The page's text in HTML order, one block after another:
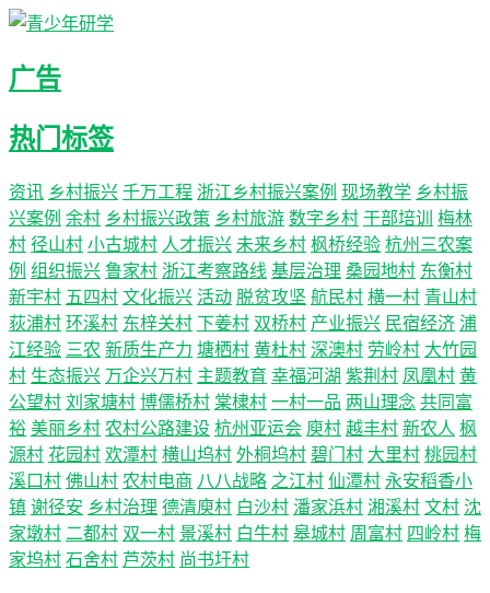
广告
热门标签
资讯 乡村振兴 千万工程 浙江乡村振兴案例 现场教学 乡村振
兴案例 余村 乡村振兴政策 乡村旅游 数字乡村 干部培训
梅林
村 径山村 小古城村 人才振兴 未来乡村 枫桥经验 杭州三农案
例 组织振兴 鲁家村 浙江考察路线 基层治理 桑园地村 东衡村
新宇村 五四村 文化振兴 活动 脱贫攻坚 航民村 横一村 青山村
荻浦村 环溪村 东梓关村 下姜村 双桥村 产业振兴 民宿经济 浦
江经验 三农 新质生产力 塘栖村 黄杜村 深澳村 劳岭村 大竹园
村 生态振兴 万企兴万村 主题教育 幸福河湖 紫荆村 凤凰村 黄
公望村 刘家塘村 博儒桥村 棠棣村 一村一品 两山理念 共同富
裕 美丽乡村 农村公路建设 杭州亚运会 庾村 越丰村 新农人 枫
源村 花园村 欢潭村 横山坞村 外桐坞村 碧门村 大里村 桃园村
溪口村 佛山村 农村电商 八八战略 之江村 仙潭村 永安稻香小
镇 谢径安 乡村治理 德清庾村 白沙村 潘家浜村 湘溪村 文村 沈
家墩村 二都村 双一村 景溪村 白牛村 皋城村 周富村 四岭村 梅
家坞村 石舍村 芦茨村 尚书圩村